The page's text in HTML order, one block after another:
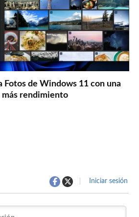
de Windows 11 con una
más rendimiento
Iniciar sesión